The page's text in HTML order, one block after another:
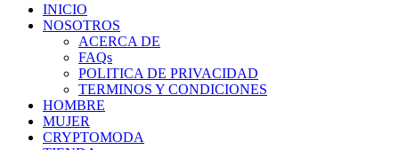
INICIO
NOSOTROS
ACERCA DE
FAQs
POLITICA DE PRIVACIDAD
TERMINOS Y CONDICIONES
HOMBRE
MUJER
CRYPTOMODA